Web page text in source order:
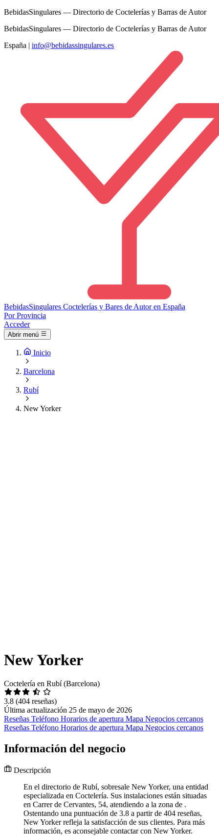
BebidasSingulares — Directorio de Coctelerías y Barras de Autor
BebidasSingulares — Directorio de Coctelerías y Barras de Autor
España | info@bebidassingulares.es
BebidasSingulares Coctelerías y Bares de Autor en España
Por Provincia
Acceder
Abrir menú
Inicio
Barcelona
Rubí
New Yorker
New Yorker
Coctelería en Rubí (Barcelona)
3.8 (404 reseñas)
Última actualización 25 de mayo de 2026
Reseñas Teléfono Horarios de apertura Mapa Negocios cercanos
Reseñas Teléfono Horarios de apertura Mapa Negocios cercanos
Información del negocio
Descripción
En el directorio de Rubí, sobresale New Yorker, una entidad
especializada en Coctelería. Sus instalaciones están situadas
en Carrer de Cervantes, 54, atendiendo a la zona de .
Ostentando una puntuación de 3.8 a partir de 404 reseñas,
New Yorker refleja la satisfacción de sus clientes. Para más
información, es aconsejable contactar con New Yorker.